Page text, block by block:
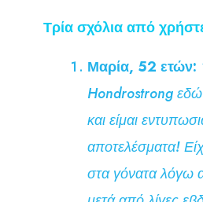
Τρία σχόλια από
Μαρία, 52 ετών:
Hondrostrong εδώ
και είμαι
αποτελέσματα!
στα γόνατα λόγω